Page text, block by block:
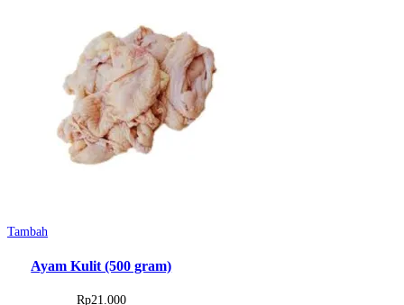
Tambah
Ayam Kulit (500 gram)
Rp21.000